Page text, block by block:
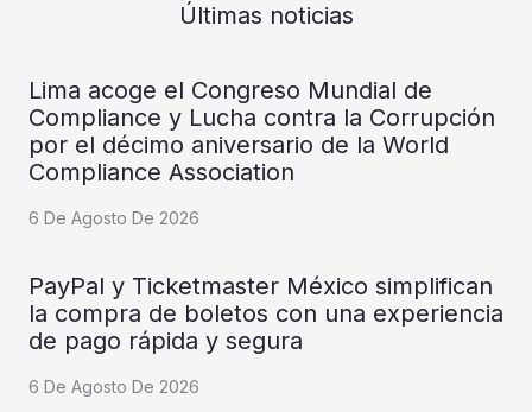
Últimas noticias
Lima acoge el Congreso Mundial de
Compliance y Lucha contra la Corrupción
por el décimo aniversario de la World
Compliance Association
6 De Agosto De 2026
PayPal y Ticketmaster México simplifican
la compra de boletos con una experiencia
de pago rápida y segura
6 De Agosto De 2026